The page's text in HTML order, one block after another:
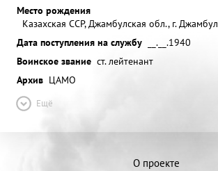
Место рождения
Казахская ССР, Джамбулская обл., г. Джамбул
Дата поступления на службу
__.__.1940
Воинское звание ст. лейтенант
Архив ЦАМО
Ещё
О проекте